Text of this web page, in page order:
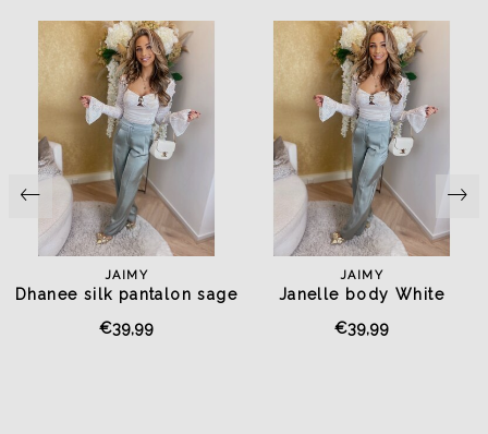
JAIMY
Dhanee silk pantalon sage
green
€39,99
JAIMY
Janelle body White
€39,99